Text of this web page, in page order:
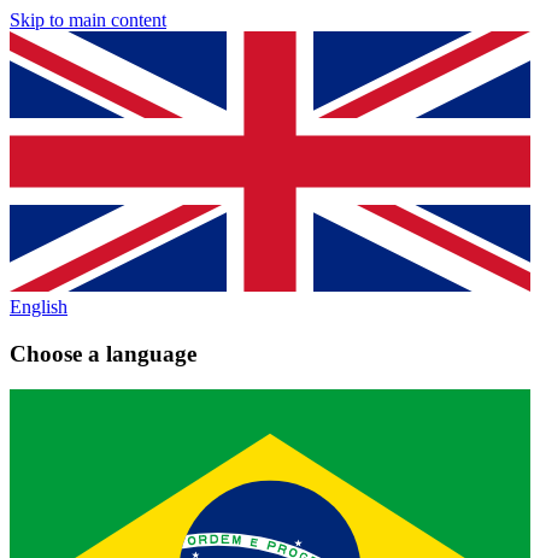
Skip to main content
English
Choose a language